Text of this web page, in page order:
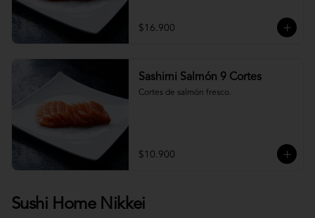
$16.900
Sashimi Salmón 9 Cortes
Cortes de salmón fresco.
$10.900
Sushi Home Nikkei